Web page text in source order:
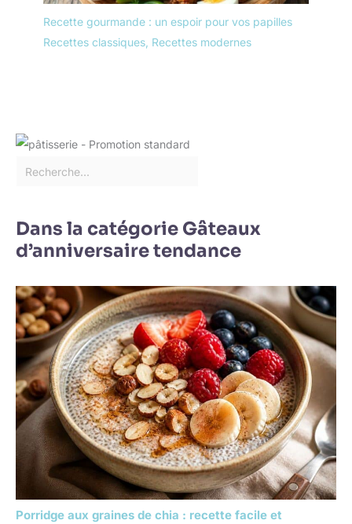
Recette gourmande : un espoir pour vos papilles
Recettes classiques Recettes modernes
Dans la catégorie Gâteaux
d’anniversaire tendance
Porridge aux graines de chia : recette facile et